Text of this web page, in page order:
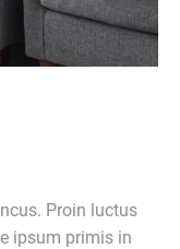
Proin luctus
ipsum primis in